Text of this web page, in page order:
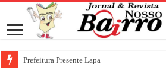
Prefeitura Presente Lapa